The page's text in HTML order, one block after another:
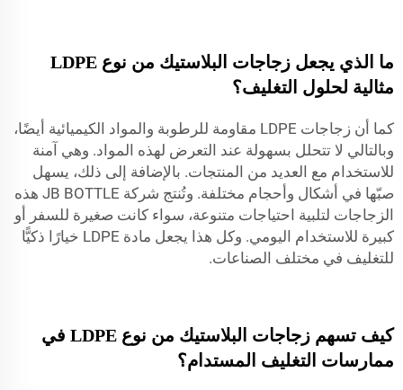
ما الذي يجعل زجاجات البلاستيك من نوع LDPE
مثالية لحلول التغليف؟
كما أن زجاجات LDPE مقاومة للرطوبة والمواد الكيميائية أيضًا،
وبالتالي لا تتحلل بسهولة عند التعرض لهذه المواد. وهي آمنة
للاستخدام مع العديد من المنتجات. بالإضافة إلى ذلك، يسهل
صبّها في أشكال وأحجام مختلفة. وتُنتج شركة JB BOTTLE هذه
الزجاجات لتلبية احتياجات متنوعة، سواء كانت صغيرة للسفر أو
كبيرة للاستخدام اليومي. وكل هذا يجعل مادة LDPE خيارًا ذكيًّا
للتغليف في مختلف الصناعات.
كيف تسهم زجاجات البلاستيك من نوع LDPE في
ممارسات التغليف المستدام؟